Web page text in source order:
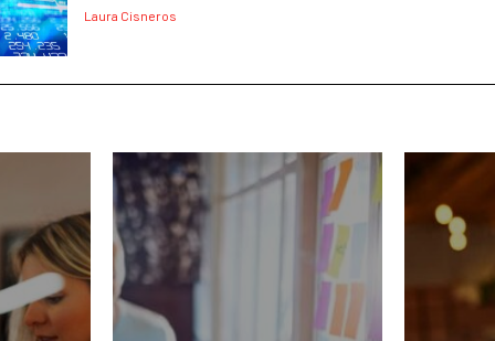
Laura Cisneros